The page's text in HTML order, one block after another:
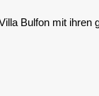
Bul­fon mit